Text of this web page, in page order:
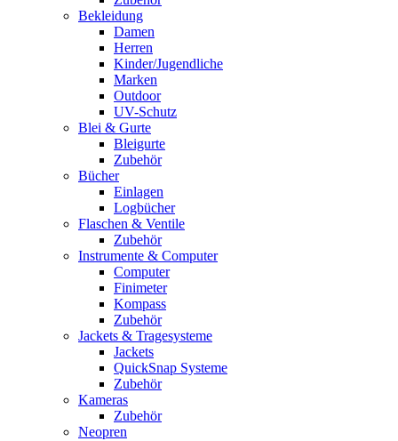
Bekleidung
Damen
Herren
Kinder/Jugendliche
Marken
Outdoor
UV-Schutz
Blei & Gurte
Bleigurte
Zubehör
Bücher
Einlagen
Logbücher
Flaschen & Ventile
Zubehör
Instrumente & Computer
Computer
Finimeter
Kompass
Zubehör
Jackets & Tragesysteme
Jackets
QuickSnap Systeme
Zubehör
Kameras
Zubehör
Neopren